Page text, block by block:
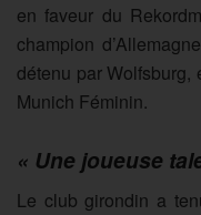
en faveur du
champion
détenu par
Munich Féminin.
« Une joueuse
Le club girondin a